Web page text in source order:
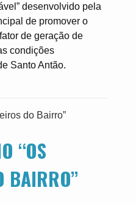
desenvolvido pela
de promover o
de geração de
condições
Santo Antão.
“OS
BAIRRO”